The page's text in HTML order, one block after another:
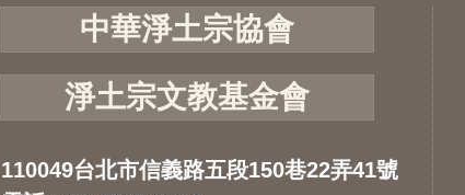
中華淨土宗協會
淨土宗文教基金會
110049台北市信義路五段150巷22弄41號